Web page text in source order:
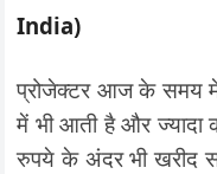
India)
प्रोजेक्टर आज के समय में
में भी आती है और
रुपये के अंदर भी खरीद